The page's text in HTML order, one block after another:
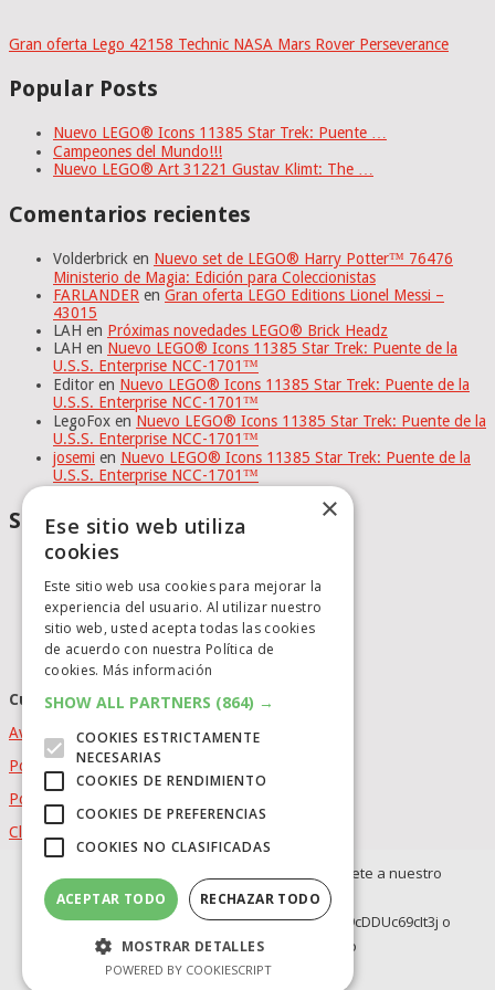
Gran oferta Lego 42158 Technic NASA Mars Rover Perseverance
Popular Posts
Nuevo LEGO® Icons 11385 Star Trek: Puente …
Campeones del Mundo!!!
Nuevo LEGO® Art 31221 Gustav Klimt: The …
Comentarios recientes
Volderbrick en Nuevo set de LEGO® Harry Potter™ 76476
Ministerio de Magia: Edición para Coleccionistas
FARLANDER en Gran oferta LEGO Editions Lionel Messi –
43015
LAH en Próximas novedades LEGO® Brick Headz
LAH en Nuevo LEGO® Icons 11385 Star Trek: Puente de la
U.S.S. Enterprise NCC-1701™
Editor en Nuevo LEGO® Icons 11385 Star Trek: Puente de la
U.S.S. Enterprise NCC-1701™
LegoFox en Nuevo LEGO® Icons 11385 Star Trek: Puente de la
U.S.S. Enterprise NCC-1701™
josemi en Nuevo LEGO® Icons 11385 Star Trek: Puente de la
U.S.S. Enterprise NCC-1701™
Social Media
Cumplimiento Normativo
Aviso Legal
Política de Privacidad
Política de Cookies
Clausula de afiliación
BLOG
INVERSION
OFERTAS INTERNACIONLES
OFERTAS LEGO
Si no quieres perderte ninguna novedad, únete a nuestro
WhatsApp:
https://whatsapp.com/channel/0029Va8BRdy9cDDUc69cIt3j o
Telegram: https://t.me/elcatalejo
×
Ese sitio web utiliza
cookies
Este sitio web usa cookies para mejorar la
experiencia del usuario. Al utilizar nuestro
sitio web, usted acepta todas las cookies
de acuerdo con nuestra Política de
cookies. Más información
SHOW ALL PARTNERS (864) →
COOKIES ESTRICTAMENTE
NECESARIAS
COOKIES DE RENDIMIENTO
COOKIES DE PREFERENCIAS
COOKIES NO CLASIFICADAS
ACEPTAR TODO RECHAZAR TODO
MOSTRAR DETALLES
POWERED BY COOKIESCRIPT